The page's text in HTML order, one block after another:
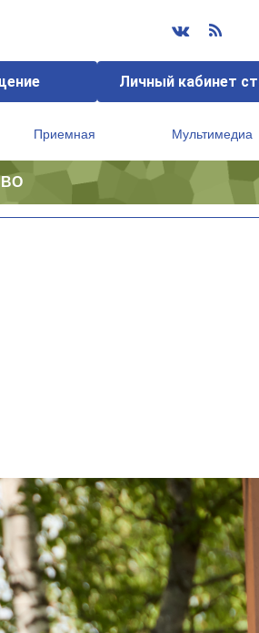
Личный кабинет
Приемная Мультимедиа